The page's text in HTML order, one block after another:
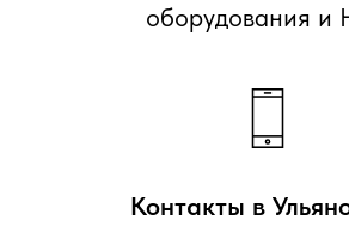
оборудования и
Контакты в